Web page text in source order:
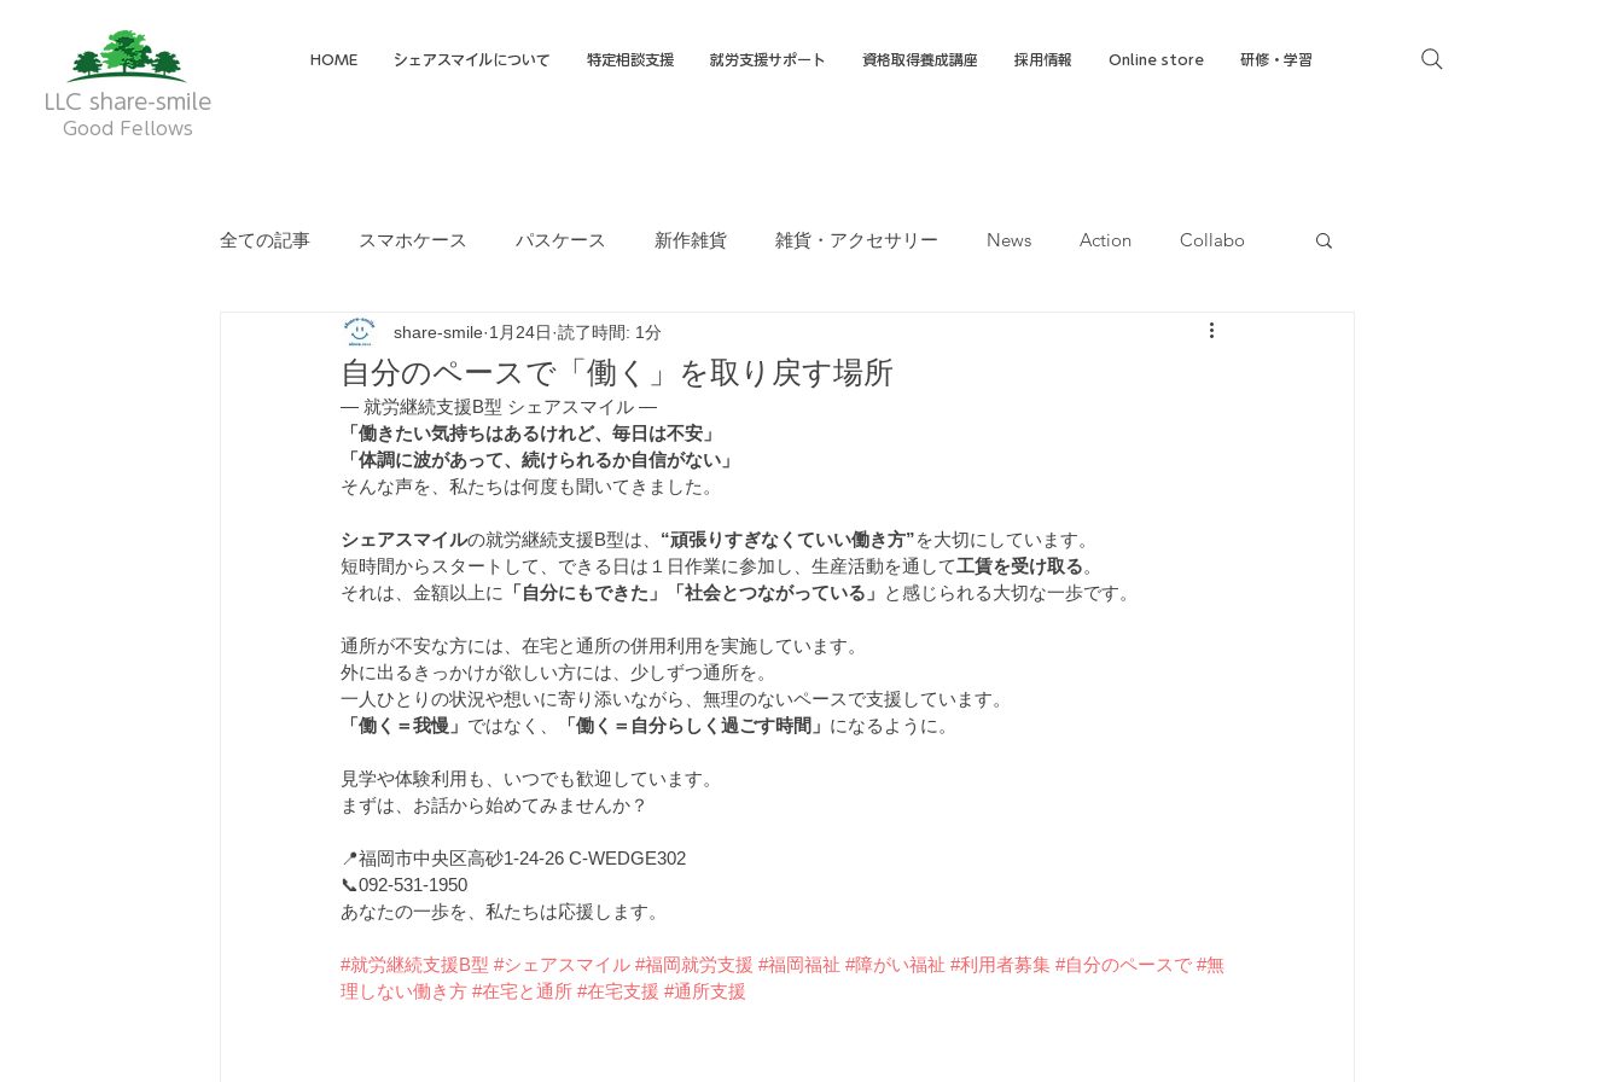
LLC share-smile
Good Fellows
HOME シェアスマイルについて 特定相談支援 就労支援サポート 資格取得養成講座 採用情報 Online store 研修・学習
全ての記事 スマホケース パスケース 新作雑貨 雑貨・アクセサリー News Action Collabo
メイディア掲載・動画 フクオカTシャツマーケット 就労移行支援
就労継続支援A型 就労継続支援B型 福岡市
自分のペースで「働く」を取り戻す場所
share-smile 1月24日 読了時間: 1分
― 就労継続支援B型 シェアスマイル ―
「働きたい気持ちはあるけれど、毎日は不安」
「体調に波があって、続けられるか自信がない」
そんな声を、私たちは何度も聞いてきました。
シェアスマイルの就労継続支援B型は、 “頑張りすぎなくていい働き方”を大切にしています。
短時間からスタートして、できる日は１日作業に参加し、生産活動を通して工賃を受け取る。
それは、金額以上に
「自分にもできた」「社会とつながっている」 と感じられる大切な一歩です。
通所が不安な方には、在宅と通所の併用利用を実施しています。
外に出るきっかけが欲しい方には、少しずつ通所を。
一人ひとりの状況や想いに寄り添いながら、無理のないペースで支援しています。
「働く＝我慢」 ではなく、 「働く＝自分らしく過ごす時間」 になるように。
見学や体験利用も、いつでも歓迎しています。
まずは、お話から始めてみませんか？
📍福岡市中央区高砂1-24-26 C-WEDGE302
📞092-531-1950
あなたの一歩を、私たちは応援します。
#就労継続支援B型 #シェアスマイル #福岡就労支援 #福岡福祉 #障がい福祉 #利用者募集 #自分のペースで #無
理しない働き方 #在宅と通所 #在宅支援 #通所支援